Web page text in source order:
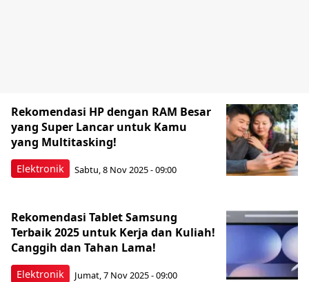
Elektronik
Rekomendasi HP dengan RAM Besar
yang Super Lancar untuk Kamu
yang Multitasking!
Sabtu, 8 Nov 2025 - 09:00
Elektronik
Rekomendasi Tablet Samsung
Terbaik 2025 untuk Kerja dan Kuliah!
Canggih dan Tahan Lama!
Jumat, 7 Nov 2025 - 09:00